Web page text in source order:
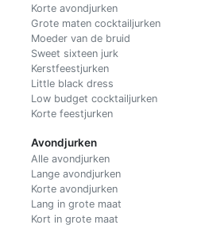
Korte avondjurken
Grote maten cocktailjurken
Moeder van de bruid
Sweet sixteen jurk
Kerstfeestjurken
Little black dress
Low budget cocktailjurken
Korte feestjurken
Avondjurken
Alle avondjurken
Lange avondjurken
Korte avondjurken
Lang in grote maat
Kort in grote maat